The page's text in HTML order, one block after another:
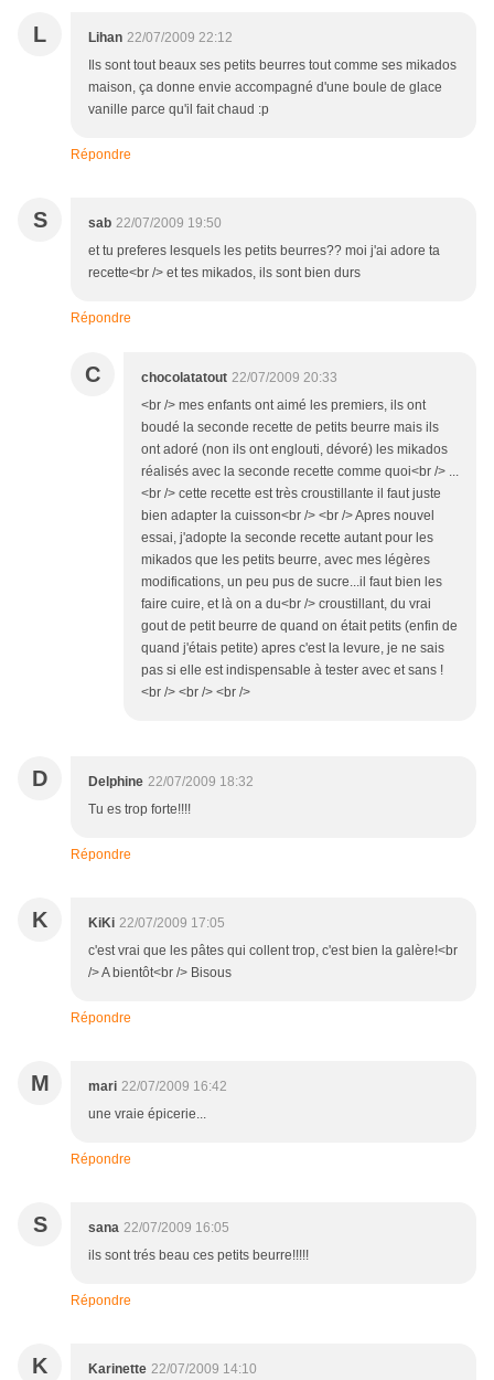
L Lihan 22/07/2009 22:12
Ils sont tout beaux ses petits beurres tout comme ses mikados
maison, ça donne envie accompagné d'une boule de glace
vanille parce qu'il fait chaud :p
Répondre
S sab 22/07/2009 19:50
et tu preferes lesquels les petits beurres?? moi j'ai adore ta
recette<br /> et tes mikados, ils sont bien durs
Répondre
C chocolatatout 22/07/2009 20:33
<br /> mes enfants ont aimé les premiers, ils ont
boudé la seconde recette de petits beurre mais ils
ont adoré (non ils ont englouti, dévoré) les mikados
réalisés avec la seconde recette comme quoi<br /> ...
<br /> cette recette est très croustillante il faut juste
bien adapter la cuisson<br /> <br /> Apres nouvel
essai, j'adopte la seconde recette autant pour les
mikados que les petits beurre, avec mes légères
modifications, un peu pus de sucre...il faut bien les
faire cuire, et là on a du<br /> croustillant, du vrai
gout de petit beurre de quand on était petits (enfin de
quand j'étais petite) apres c'est la levure, je ne sais
pas si elle est indispensable à tester avec et sans !
<br /> <br /> <br />
D Delphine 22/07/2009 18:32
Tu es trop forte!!!!
Répondre
K KiKi 22/07/2009 17:05
c'est vrai que les pâtes qui collent trop, c'est bien la galère!<br
/> A bientôt<br /> Bisous
Répondre
M mari 22/07/2009 16:42
une vraie épicerie...
Répondre
S sana 22/07/2009 16:05
ils sont trés beau ces petits beurre!!!!!
Répondre
K Karinette 22/07/2009 14:10